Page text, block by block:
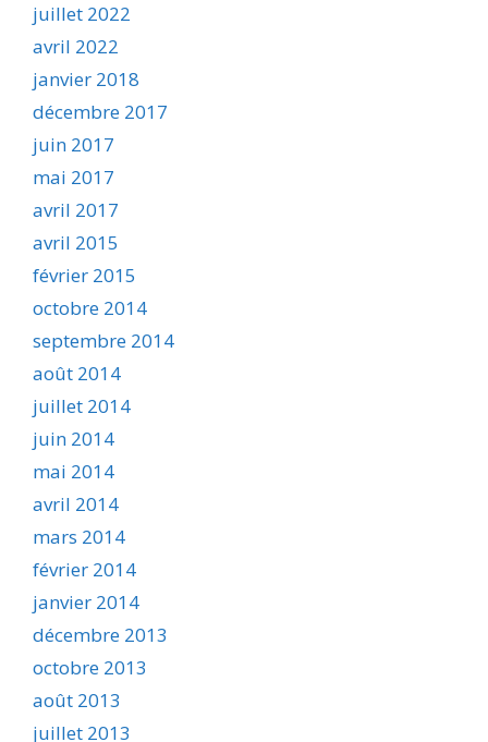
juillet 2022
avril 2022
janvier 2018
décembre 2017
juin 2017
mai 2017
avril 2017
avril 2015
février 2015
octobre 2014
septembre 2014
août 2014
juillet 2014
juin 2014
mai 2014
avril 2014
mars 2014
février 2014
janvier 2014
décembre 2013
octobre 2013
août 2013
juillet 2013